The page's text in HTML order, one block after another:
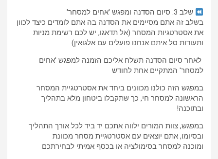
שלב 3: סיום הסדנה ומפגש 'אחים למסחר'
בשלב זה אתם מסיימים את הסדנה בה אתם לומדים כיצד לכוון
את אסטרטגיות המסחר (אל תדאגו, יש לכם רשימת מניות
ותעודות סל איתם אנחנו פועלים עם אלגואין)
לאחר סיום הסדנה תשלח אליכם הזמנה למפגש 'אחים
למסחר' המתקיים אחת לחודש
במפגש הזה כולנו מכוונים ביחד את אסטרטגיית המסחר
הראשונה למסחר חי, כך שתקבלו ביטחון מלא בתהליך
ובתוכנה!
במפגש, צוות המורים ילווה אתכם יד ביד לכל אורך התהליך
ובסיומו, אתם יוצאים עם אסטרטגיית מסחר מכוונת
ומוכנה למסחר בסימולציה או בכסף אמיתי לבחירתכם